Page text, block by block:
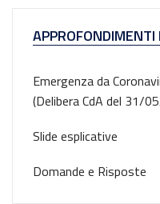
APPROFONDIMENTI
Emergenza da
(Delibera CdA del 31/
Slide esplicative
Domande e Risposte